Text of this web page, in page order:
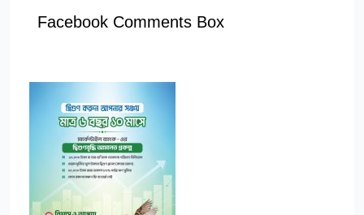
Facebook Comments Box